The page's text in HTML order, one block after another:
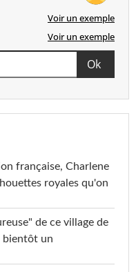
Voir un exemple
Voir un exemple
française, Charlene
royales qu'on
de ce village de
bientôt un